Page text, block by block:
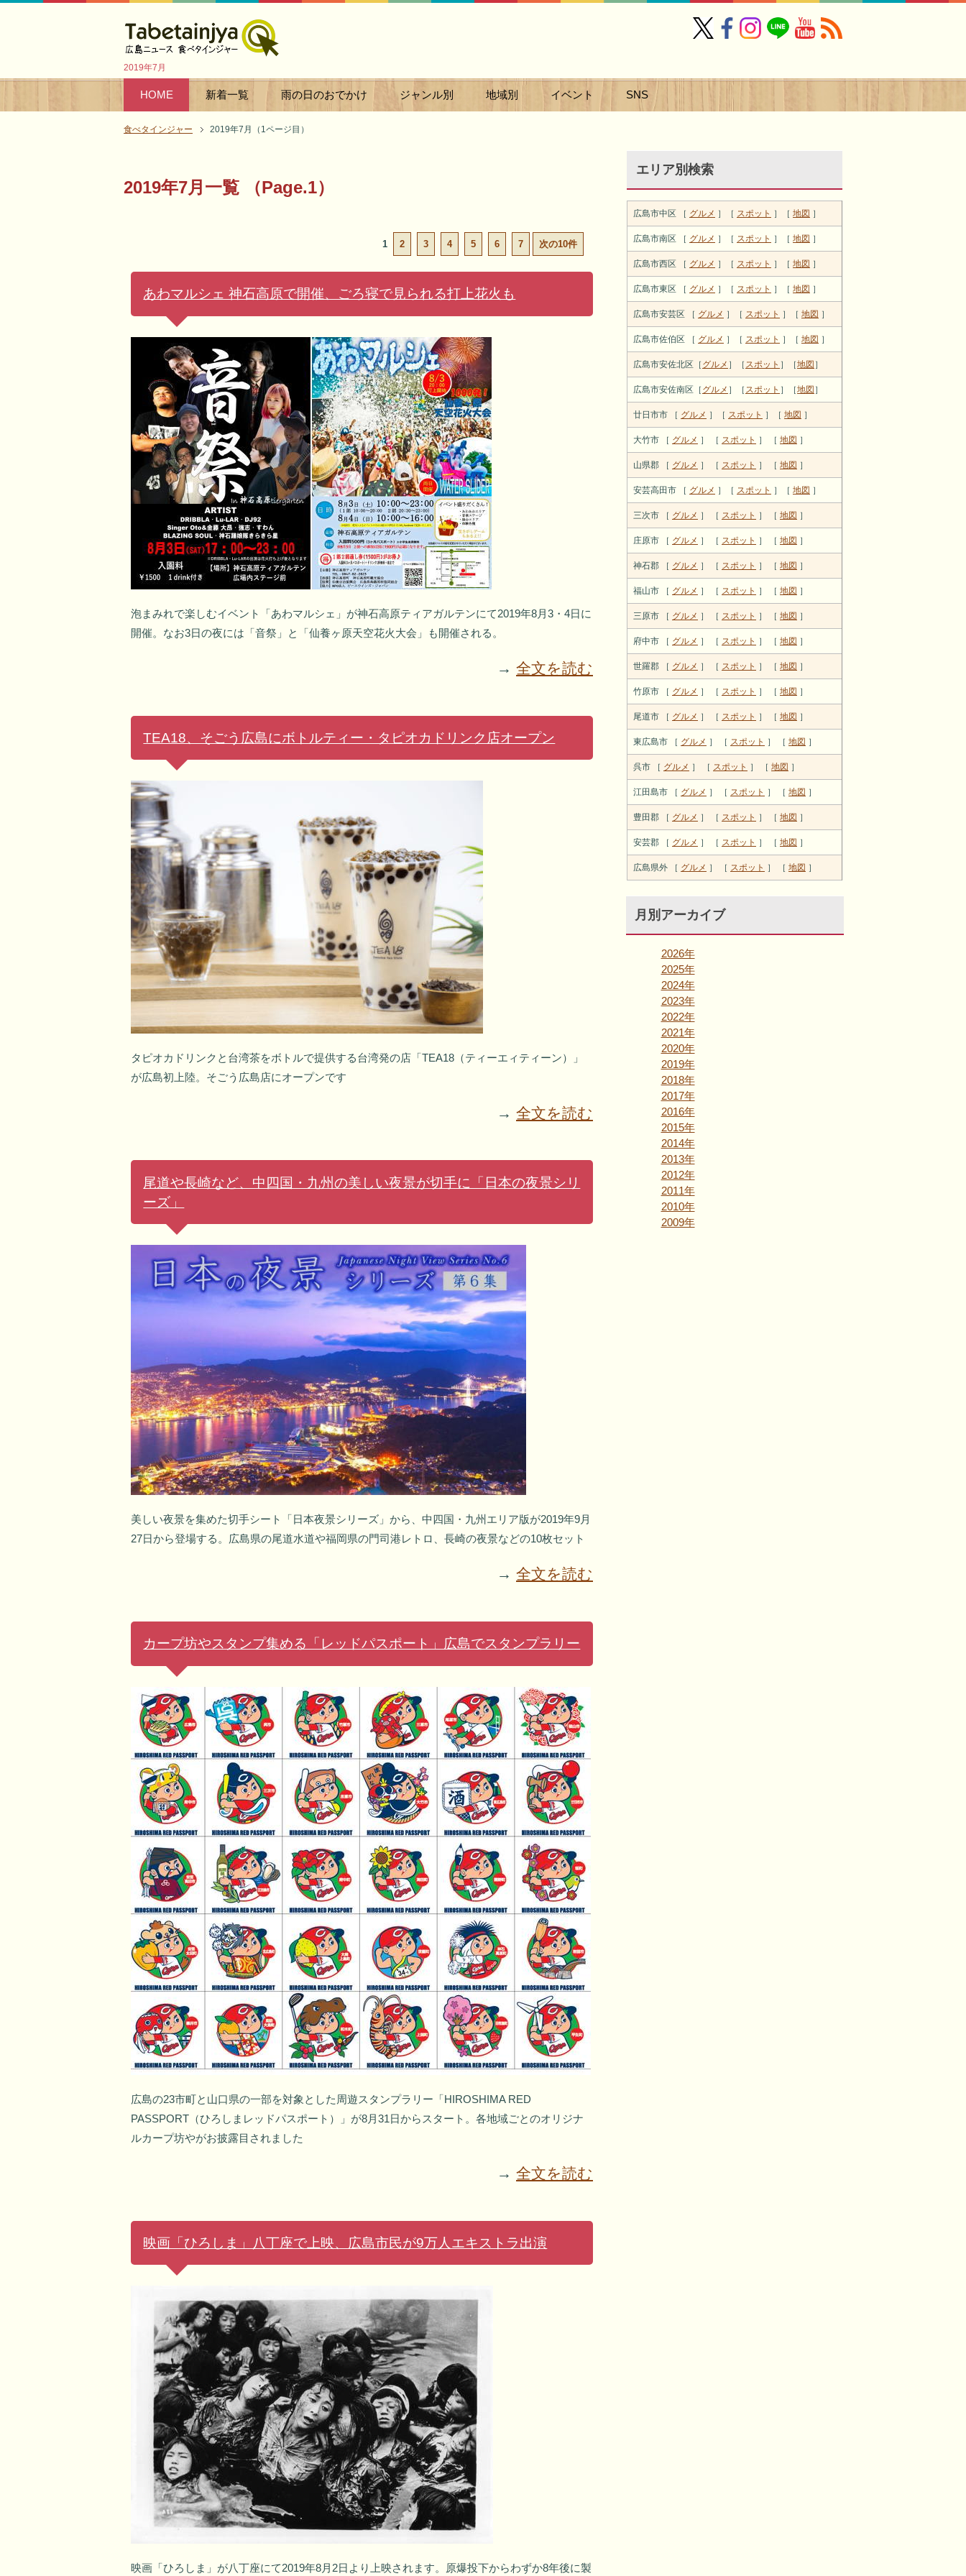
2019年7月
HOME 新着一覧 雨の日のおでかけ ジャンル別 地域別 イベント SNS
食べタインジャー 2019年7月（1ページ目）
2019年7月一覧 （Page.1）
1 2 3 4 5 6 7 次の10件
あわマルシェ 神石高原で開催、ごろ寝で見られる打上花火も
泡まみれで楽しむイベント「あわマルシェ」が神石高原ティアガルテンにて2019年8月3・4日に
開催。なお3日の夜には「音祭」と「仙養ヶ原天空花火大会」も開催される。
→ 全文を読む
TEA18、そごう広島にボトルティー・タピオカドリンク店オープン
タピオカドリンクと台湾茶をボトルで提供する台湾発の店「TEA18（ティーエィティーン）」
が広島初上陸。そごう広島店にオープンです
→ 全文を読む
尾道や長崎など、中四国・九州の美しい夜景が切手に「日本の夜景シリ
ーズ」
美しい夜景を集めた切手シート「日本夜景シリーズ」から、中四国・九州エリア版が2019年9月
27日から登場する。広島県の尾道水道や福岡県の門司港レトロ、長崎の夜景などの10枚セット
→ 全文を読む
カープ坊やスタンプ集める「レッドパスポート」広島でスタンプラリー
広島の23市町と山口県の一部を対象とした周遊スタンプラリー「HIROSHIMA RED
PASSPORT（ひろしまレッドパスポート）」が8月31日からスタート。各地域ごとのオリジナ
ルカープ坊やがお披露目されました
→ 全文を読む
映画「ひろしま」八丁座で上映、広島市民が9万人エキストラ出演
映画「ひろしま」が八丁座にて2019年8月2日より上映されます。原爆投下からわずか8年後に製
エリア別検索
広島市中区 ［ グルメ ］［ スポット ］［ 地図 ］
広島市南区 ［ グルメ ］［ スポット ］［ 地図 ］
広島市西区 ［ グルメ ］［ スポット ］［ 地図 ］
広島市東区 ［ グルメ ］［ スポット ］［ 地図 ］
広島市安芸区 ［ グルメ ］［ スポット ］［ 地図 ］
広島市佐伯区 ［ グルメ ］［ スポット ］［ 地図 ］
広島市安佐北区［ グルメ ］［ スポット ］［地図 ］
広島市安佐南区［ グルメ ］［ スポット ］［地図 ］
廿日市市 ［ グルメ ］［ スポット ］［ 地図 ］
大竹市 ［ グルメ ］ ［ スポット ］ ［ 地図 ］
山県郡 ［ グルメ ］ ［ スポット ］ ［ 地図 ］
安芸高田市 ［ グルメ ］［ スポット ］［ 地図 ］
三次市 ［ グルメ ］ ［ スポット ］ ［ 地図 ］
庄原市 ［ グルメ ］ ［ スポット ］ ［ 地図 ］
神石郡 ［ グルメ ］ ［ スポット ］ ［ 地図 ］
福山市 ［ グルメ ］ ［ スポット ］ ［ 地図 ］
三原市 ［ グルメ ］ ［ スポット ］ ［ 地図 ］
府中市 ［ グルメ ］ ［ スポット ］ ［ 地図 ］
世羅郡 ［ グルメ ］ ［ スポット ］ ［ 地図 ］
竹原市 ［ グルメ ］ ［ スポット ］ ［ 地図 ］
尾道市 ［ グルメ ］ ［ スポット ］ ［ 地図 ］
東広島市 ［ グルメ ］ ［ スポット ］ ［ 地図 ］
呉市 ［ グルメ ］ ［ スポット ］ ［ 地図 ］
江田島市 ［ グルメ ］ ［ スポット ］ ［ 地図 ］
豊田郡 ［ グルメ ］ ［ スポット ］ ［ 地図 ］
安芸郡 ［ グルメ ］ ［ スポット ］ ［ 地図 ］
広島県外 ［ グルメ ］ ［ スポット ］ ［ 地図 ］
月別アーカイブ
2026年
2025年
2024年
2023年
2022年
2021年
2020年
2019年
2018年
2017年
2016年
2015年
2014年
2013年
2012年
2011年
2010年
2009年